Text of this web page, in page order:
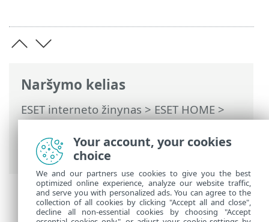
Naršymo kelias
ESET interneto žinynas>ESET HOME>
Darbas su ESET HOME>Nariai>Nariui
priskirtos ESET funkcijos>Anti-Theft>
DUK apie „Anti-Theft“
Your account, your cookies
choice
We and our partners use cookies to give you the best
optimized online experience, analyze our website traffic,
and serve you with personalized ads. You can agree to the
collection of all cookies by clicking "Accept all and close",
decline all non-essential cookies by choosing "Accept